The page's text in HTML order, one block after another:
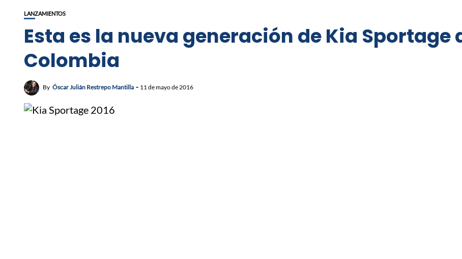
LANZAMIENTOS
Esta es la nueva generación de Kia Sportage
Colombia
By Óscar Julián Restrepo Mantilla 11 de mayo de 2016